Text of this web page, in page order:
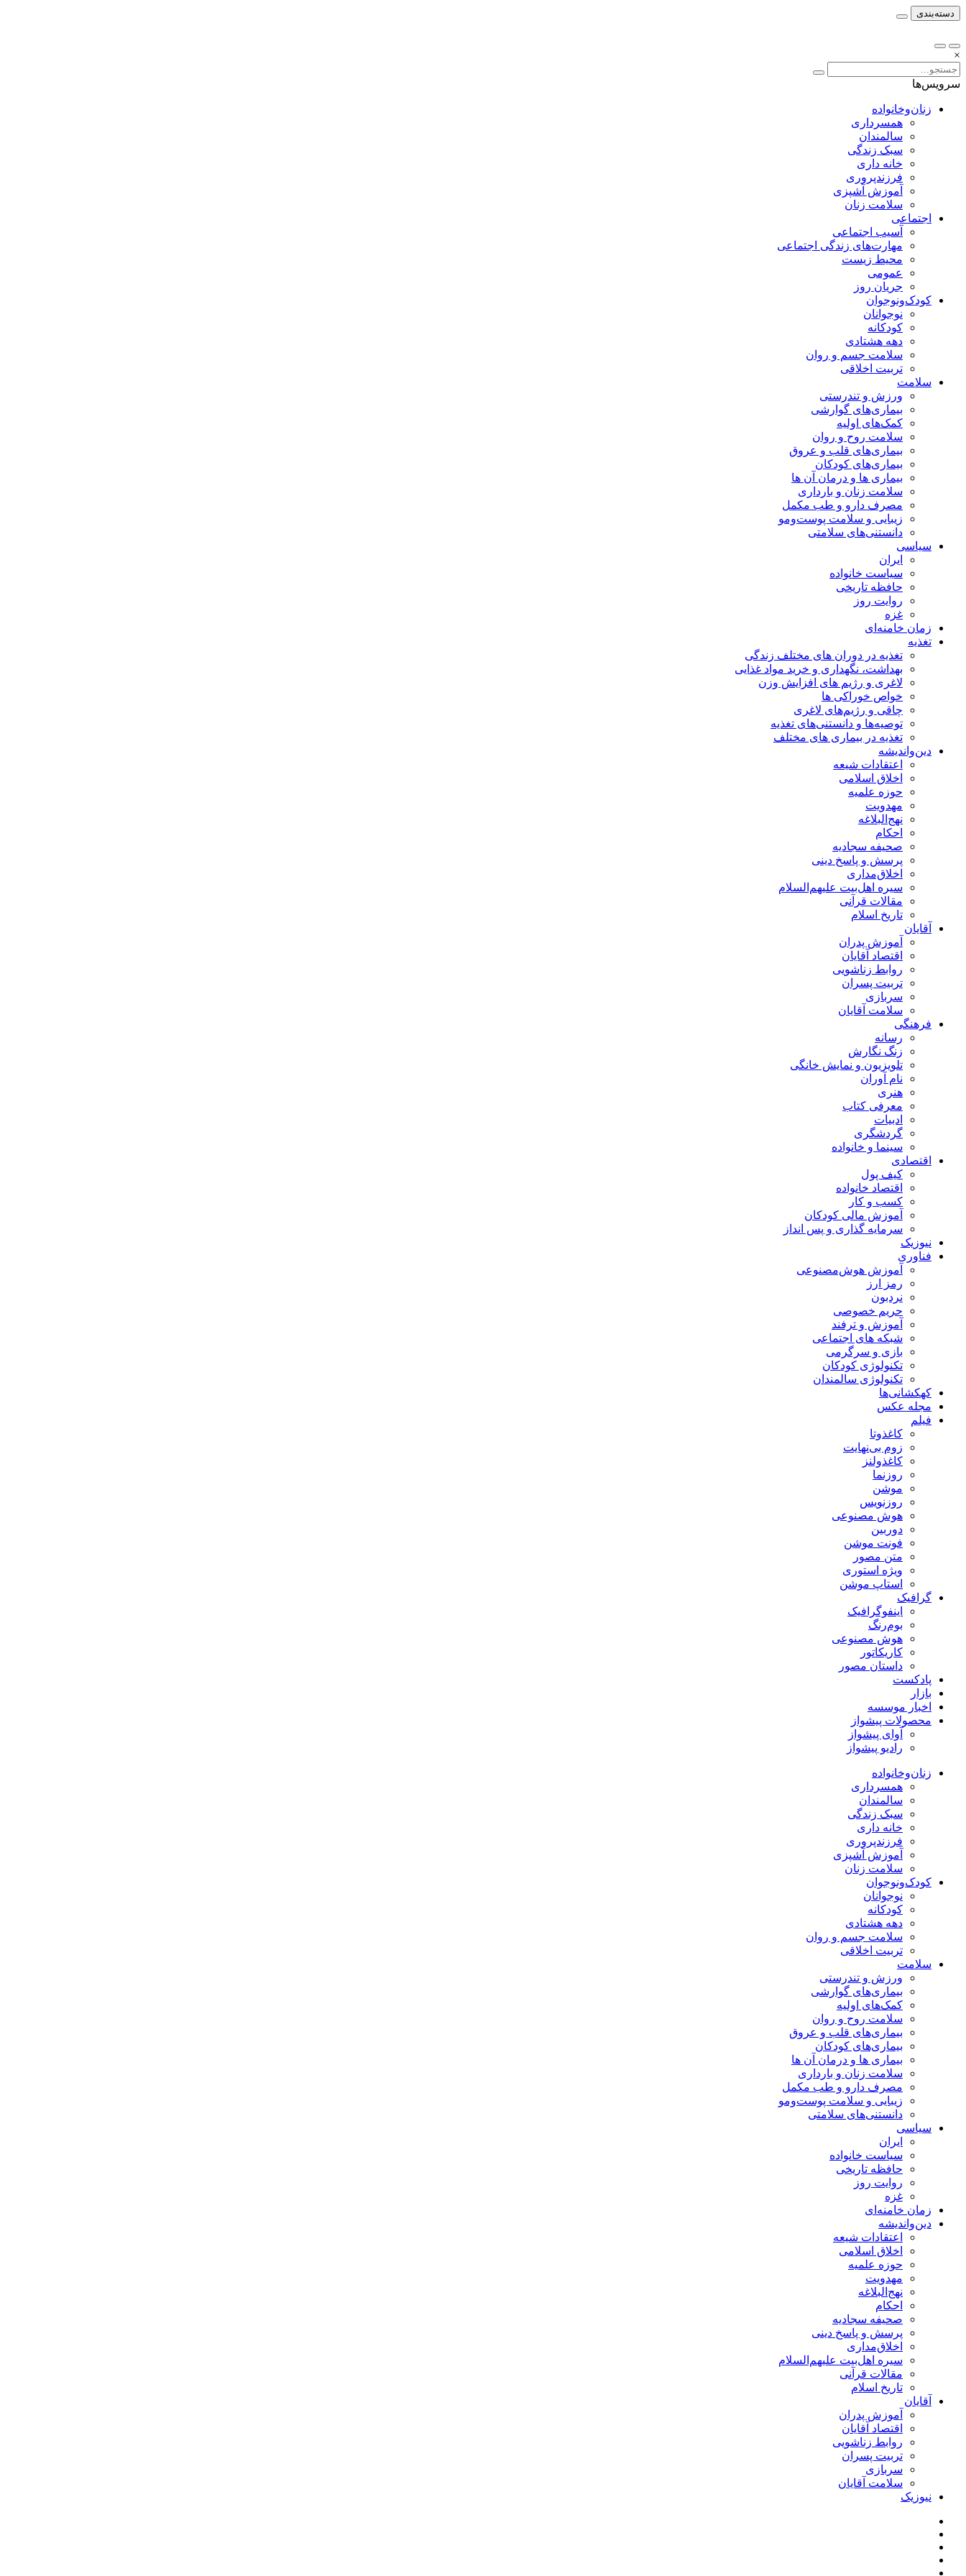
دسته‌بندی
×
سرویس‌ها
زنان‌وخانواده
همسرداری
سالمندان
سبک زندگی
خانه داری
فرزندپروری
آموزش آشپزی
سلامت زنان
اجتماعی
آسیب اجتماعی
مهارت‌های زندگی اجتماعی
محیط زیست
عمومی
جریان روز
کودک‌ونوجوان
نوجوانان
کودکانه
دهه هشتادی
سلامت جسم و روان
تربیت اخلاقی
سلامت
ورزش و تندرستی
بیماری‌های گوارشی
کمک‌های اولیه
سلامت روح و روان
بیماری‌های قلب و عروق
بیماری‌های کودکان
بیماری ها و درمان آن ها
سلامت زنان و بارداری
مصرف دارو و طب مکمل
زیبایی و سلامت پوست‌ومو
دانستنی‌های سلامتی
سیاسی
ایران
سیاست خانواده
حافظه تاریخی
روایت روز
غزه
زمان خامنه‌ای
تغذیه
تغذیه در دوران های مختلف زندگی
بهداشت، نگهداری و خرید مواد غذایی
لاغری و رژیم های افزایش وزن
خواص خوراكی ها
چاقی و رژیم‌های لاغری
توصیه‌ها و دانستنی‌های تغذیه
تغذیه در بیماری های مختلف
دین‌واندیشه
اعتقادات شیعه
اخلاق اسلامی
حوزه علمیه
مهدویت
نهج‌البلاغه
احکام
صحیفه سجادیه
پرسش و پاسخ دینی
اخلاق‌مداری
سیره اهل‌بیت علیهم‌السلام
مقالات قرآنی
تاریخ اسلام
آقایان
آموزش پدران
اقتصاد آقایان
روابط زناشویی
تربیت پسران
سربازی
سلامت آقایان
فرهنگی
رسانه
زنگ نگارش
تلویزیون و نمایش خانگی
نام آوران
هنری
معرفی کتاب
ادبیات
گردشگری
سینما و خانواده
اقتصادی
کیف پول
اقتصاد خانواده
کسب و کار
آموزش مالی کودکان
سرمایه گذاری و پس انداز
نیوزیک
فناوری
آموزش هوش‌مصنوعی
رمز ارز
نردبون
حریم خصوصی
آموزش و ترفند
شبکه های اجتماعی
بازی و سرگرمی
تکنولوژی کودکان
تکنولوژی سالمندان
کهکشانی‌ها
مجله عکس
فیلم
کاغذوتا
زوم بی‌نهایت
کاغذولنز
روزنما
موشن
روزنویس
هوش مصنوعی
دوربین
فونت موشن
متن مصور
ویژه استوری
استاپ موشن
گرافیک
اینفوگرافیک
بوم‌رنگ
هوش مصنوعی
کاریکاتور
داستان مصور
پادکست
بازار
اخبار موسسه
محصولات پیشواز
آوای پیشواز
رادیو پیشواز
زنان‌وخانواده
همسرداری
سالمندان
سبک زندگی
خانه داری
فرزندپروری
آموزش آشپزی
سلامت زنان
کودک‌ونوجوان
نوجوانان
کودکانه
دهه هشتادی
سلامت جسم و روان
تربیت اخلاقی
سلامت
ورزش و تندرستی
بیماری‌های گوارشی
کمک‌های اولیه
سلامت روح و روان
بیماری‌های قلب و عروق
بیماری‌های کودکان
بیماری ها و درمان آن ها
سلامت زنان و بارداری
مصرف دارو و طب مکمل
زیبایی و سلامت پوست‌ومو
دانستنی‌های سلامتی
سیاسی
ایران
سیاست خانواده
حافظه تاریخی
روایت روز
غزه
زمان خامنه‌ای
دین‌واندیشه
اعتقادات شیعه
اخلاق اسلامی
حوزه علمیه
مهدویت
نهج‌البلاغه
احکام
صحیفه سجادیه
پرسش و پاسخ دینی
اخلاق‌مداری
سیره اهل‌بیت علیهم‌السلام
مقالات قرآنی
تاریخ اسلام
آقایان
آموزش پدران
اقتصاد آقایان
روابط زناشویی
تربیت پسران
سربازی
سلامت آقایان
نیوزیک